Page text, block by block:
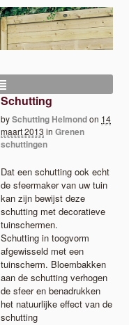
Schutting
bySchutting Helmondon 14
maart 2013 in Grenen
schuttingen
Dat een schutting ook echt
de sfeermaker van uw tuin
kan zijn bewijst deze
schutting met decoratieve
tuinschermen.
Schutting in toogvorm
afgewisseld met een
tuinscherm. Bloembakken
aan de schutting verhogen
de sfeer en benadrukken
het natuurlijke effect van de
schutting